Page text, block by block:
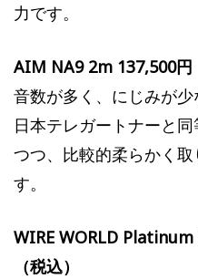
力です。
AIM NA9 2m 137,500円
音数が多く、にじみが少
日本テレガートナーと
つつ、比較的柔らかく
す。
WIRE WORLD
（税込）